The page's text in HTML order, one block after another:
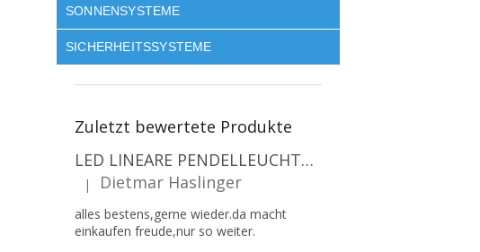
SONNENSYSTEME
SICHERHEITSSYSTEME
Zuletzt bewertete Produkte
LED LINEARE PENDELLEUCHTE EXECULINE 120CM, 30W, 3750LM, 96°, 4000K, IP20, WEISS [207806]
Die Produktbewertung beträgt 5 von 5 Sternen.
| Dietmar Haslinger
alles bestens,gerne wieder.da macht
einkaufen freude,nur so weiter.